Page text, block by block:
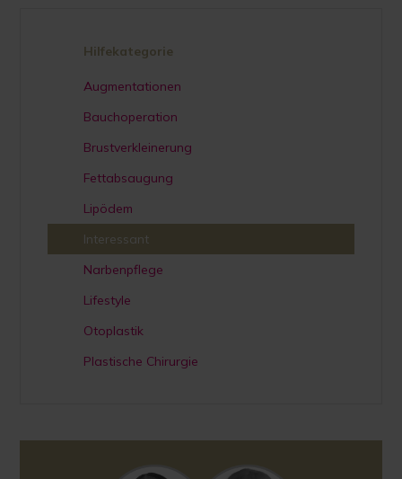
Hilfekategorie
Augmentationen
Bauchoperation
Brustverkleinerung
Fettabsaugung
Lipödem
Interessant
Narbenpflege
Lifestyle
Otoplastik
Plastische Chirurgie